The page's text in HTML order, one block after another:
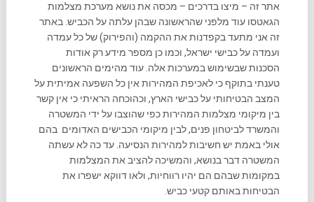
אתר זה – מיצו בדרכים – מכסה את נושא מערכת מצלמות
הגאטסו עוד מלפני שהראשונה שבהן עלתה על הכביש. באתר
זה אני מתעד בקפדנות את ההקמה (והפירוק) של כל עמדה
ועמדה על כבישי ישראל, וכמו כן מספר מידע רק אודות
הסכנות שבשימוש במערכות אלה. עוד מהימים הראשונים
טענתי בתוקף כי לאכיפת המהירות אין כל השפעה אמיתית על
המצב הבטיחותי על כבישי הארץ, וכהוכחה הראיתי כי אין קשר
בין מיקומי מצלמות המהירות כפי שהוצבו על ידי המשטרה
והמשרד לביטחון פנים, לבין מיקומי הכבישים האדומים בהם
אולי באמת יש חשיבות למהירות הנסיעה. עד כה לא עשתה
המשטרה דבר בנושא, והמשיכה להציב את המצלמות
במקומות שבהם הם יהיו רווחיות, ולאו דווקא ישפרו את
הבטיחות באותם קטעי כביש.